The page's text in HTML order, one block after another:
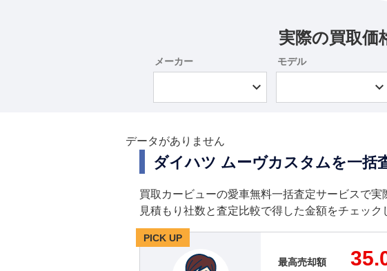
実際の買取価
メーカー モデル
データがありません
ダイハツ ムーヴカスタムを一括
買取カービューの愛車無料一括査定サービスで
見積もり社数と査定比較で得した金額をチェック
PICK UP
最高売却額